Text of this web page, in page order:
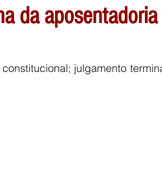
da aposentadoria
julgamento